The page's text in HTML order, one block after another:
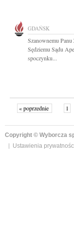
GDAŃSK
Szanownemu
Sędziemu Sądu
spoczynku...
« poprzednie 1
Copyright © Wyborcza
Ustawienia